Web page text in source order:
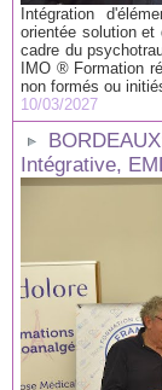
Intégration
orientée solution et
cadre du
IMO ® Formation
non formés ou
10/03/2027
Intégrative,